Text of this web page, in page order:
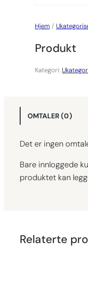
Hjem /
Produkt
Kategori:
OMTALER (0)
Det er ingen
Bare innloggede
produktet kan
Relaterte